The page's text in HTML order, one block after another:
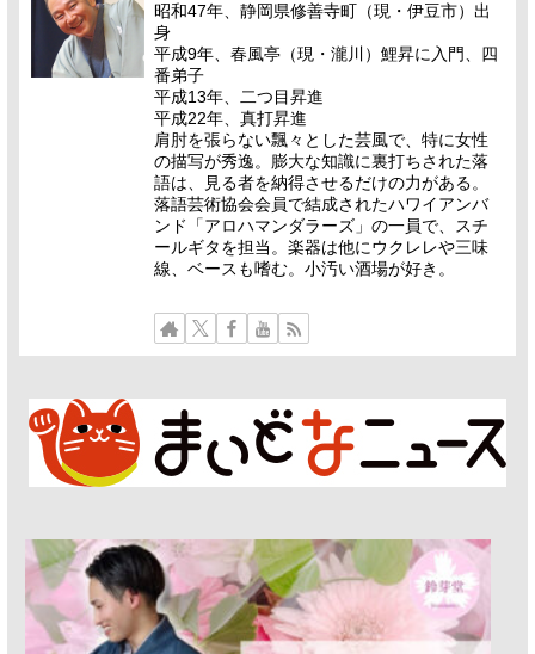
昭和47年、静岡県修善寺町（現・伊豆市）出
身
平成9年、春風亭（現・瀧川）鯉昇に入門、四
番弟子
平成13年、二つ目昇進
平成22年、真打昇進
肩肘を張らない飄々とした芸風で、特に女性
の描写が秀逸。膨大な知識に裏打ちされた落
語は、見る者を納得させるだけの力がある。
落語芸術協会会員で結成されたハワイアンバ
ンド「アロハマンダラーズ」の一員で、スチ
ールギタを担当。楽器は他にウクレレや三味
線、ベースも嗜む。小汚い酒場が好き。